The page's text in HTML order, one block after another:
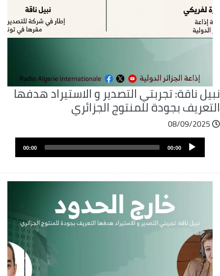
ناقة: تجربتي التصدير و الاستيراد هدفها
بجودة للمنتوج الجزائري
08/09/2025
ملفAudio
Player
00:00
00:00